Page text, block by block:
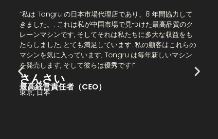
“私は Tongru の日本市場代理店であり、8 年間協力して
きました。. これは私が中国市場で見つけた最高品質のク
レーンマシンです, そしてそれは私たちに多大な収益をも
たらしました, とても満足しています. 私の顧客はこれらの
マシンを気に入っています; Tongru は毎年新しいマシン
を発売します, そして彼らは優秀です!”
さんさい
最高経営責任者（CEO）
東京, 日本